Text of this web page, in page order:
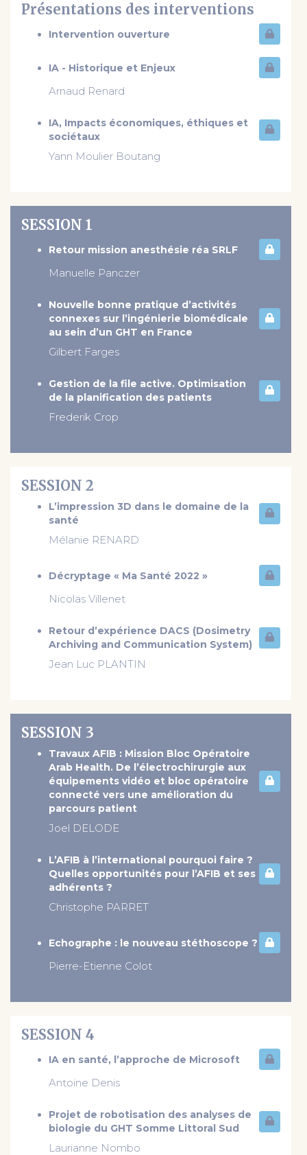
Présentations des interventions
Intervention ouverture
IA - Historique et Enjeux
Arnaud Renard
IA, Impacts économiques, éthiques et
sociétaux
Yann Moulier Boutang
SESSION 1
Retour mission anesthésie réa SRLF
Manuelle Panczer
Nouvelle bonne pratique d’activités
connexes sur l’ingénierie biomédicale
au sein d’un GHT en France
Gilbert Farges
Gestion de la file active. Optimisation
de la planification des patients
Frederik Crop
SESSION 2
L’impression 3D dans le domaine de la
santé
Mélanie RENARD
Décryptage « Ma Santé 2022 »
Nicolas Villenet
Retour d’expérience DACS (Dosimetry
Archiving and Communication System)
Jean Luc PLANTIN
SESSION 3
Travaux AFIB : Mission Bloc Opératoire
Arab Health. De l’électrochirurgie aux
équipements vidéo et bloc opératoire
connecté vers une amélioration du
parcours patient
Joel DELODE
L’AFIB à l’international pourquoi faire ?
Quelles opportunités pour l’AFIB et ses
adhérents ?
Christophe PARRET
Echographe : le nouveau stéthoscope ?
Pierre-Etienne Colot
SESSION 4
IA en santé, l’approche de Microsoft
Antoine Denis
Projet de robotisation des analyses de
biologie du GHT Somme Littoral Sud
Laurianne Nombo